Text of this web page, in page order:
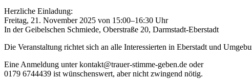
Herzliche Einladung:
Freitag, 21. November 2025 von 15:00–16:30 Uhr
In der Geibelschen Schmiede, Oberstraße 20, Darmstadt-Eberstadt
Die Veranstaltung richtet sich an alle Interessierten in Eberstadt und
Eine Anmeldung unter kontakt@trauer-stimme-geben.de oder
0179 6744439 ist wünschenswert, aber nicht zwingend nötig.